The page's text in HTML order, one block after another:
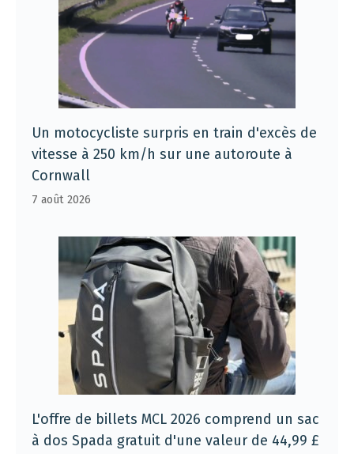
Un motocycliste surpris en train d'excès de
vitesse à 250 km/h sur une autoroute à
Cornwall
7 août 2026
L'offre de billets MCL 2026 comprend un sac
à dos Spada gratuit d'une valeur de 44,99 £